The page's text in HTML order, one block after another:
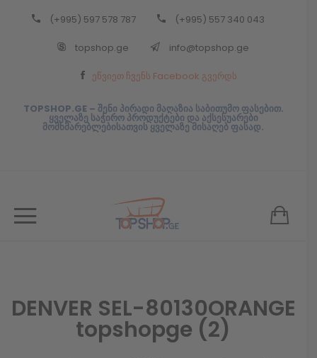
(+995) 597 578 787 (+995) 557 340 043
topshop.ge info@topshop.ge
ეწვიეთ ჩვენს Facebook გვერდს
TOPSHOP.GE – შენი პირადი მაღაზია საბითუმო ფასებით.
ყველაზე საჭირო პროდუქტები და აქსესუარები
მომხმარებლებისათვის ყველაზე მისაღებ ფასად.
DENVER SEL-80130ORANGE
topshopge (2)
Back